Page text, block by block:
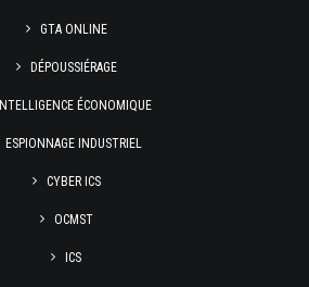
GTA ONLINE
DÉPOUSSIÉRAGE
INTELLIGENCE ÉCONOMIQUE
ESPIONNAGE INDUSTRIEL
CYBER ICS
OCMST
ICS